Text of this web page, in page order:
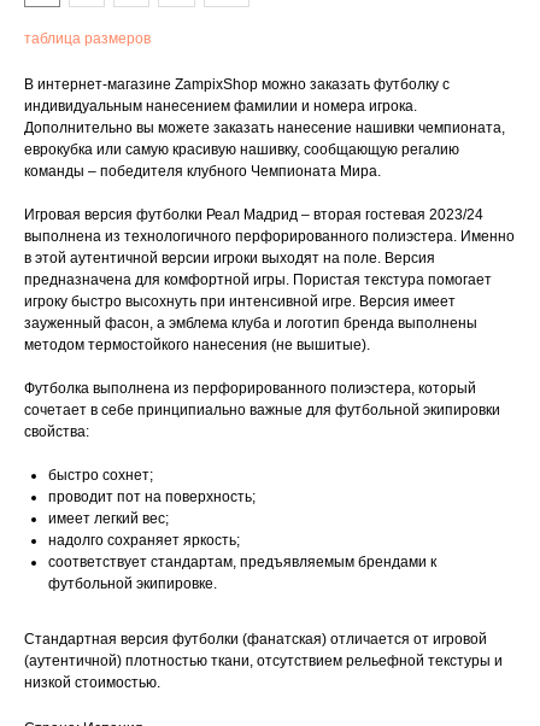
таблица размеров
В интернет-магазине ZampixShop можно заказать футболку с
индивидуальным нанесением фамилии и номера игрока.
Дополнительно вы можете заказать нанесение нашивки чемпионата,
еврокубка или самую красивую нашивку, сообщающую регалию
команды – победителя клубного Чемпионата Мира.
Игровая версия футболки Реал Мадрид – вторая гостевая 2023/24
выполнена из технологичного перфорированного полиэстера. Именно
в этой аутентичной версии игроки выходят на поле. Версия
предназначена для комфортной игры. Пористая текстура помогает
игроку быстро высохнуть при интенсивной игре. Версия имеет
зауженный фасон, а эмблема клуба и логотип бренда выполнены
методом термостойкого нанесения (не вышитые).
Футболка выполнена из перфорированного полиэстера, который
сочетает в себе принципиально важные для футбольной экипировки
свойства:
быстро сохнет;
проводит пот на поверхность;
имеет легкий вес;
надолго сохраняет яркость;
соответствует стандартам, предъявляемым брендами к
футбольной экипировке.
Стандартная версия футболки (фанатская) отличается от игровой
(аутентичной) плотностью ткани, отсутствием рельефной текстуры и
низкой стоимостью.